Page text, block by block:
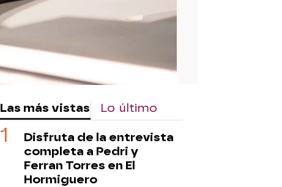
Las más vistas Lo último
Disfruta de la entrevista
completa a Pedri y
Ferran Torres en El
Hormiguero